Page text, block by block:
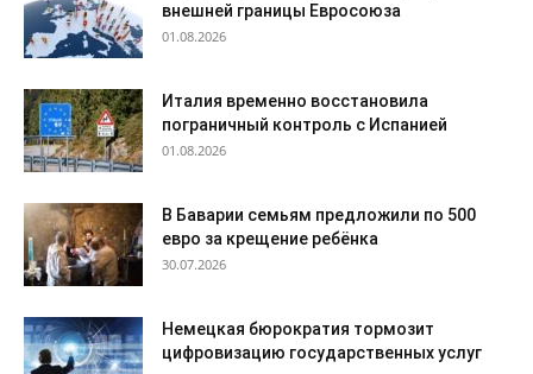
внешней границы Евросоюза
01.08.2026
Италия временно восстановила
пограничный контроль с Испанией
01.08.2026
В Баварии семьям предложили по 500
евро за крещение ребёнка
30.07.2026
Немецкая бюрократия тормозит
цифровизацию государственных услуг